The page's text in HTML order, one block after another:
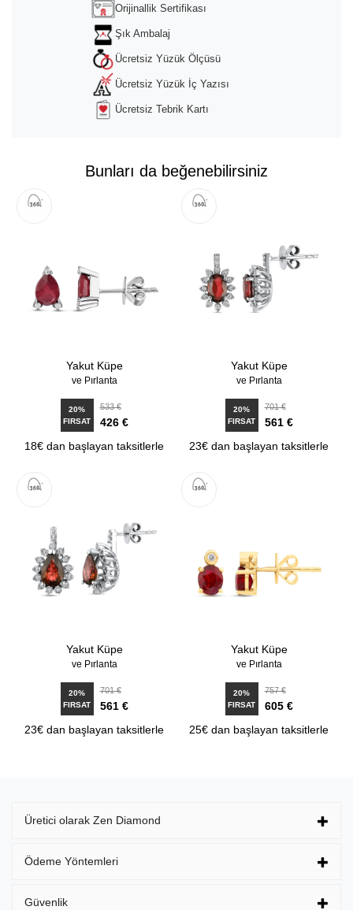
powered byUsercentrics Consent
Management Platform
Orijinallik Sertifikası
Şık Ambalaj
Ücretsiz Yüzük Ölçüsü
Ücretsiz Yüzük İç Yazısı
Ücretsiz Tebrik Kartı
Bunları da beğenebilirsiniz
Yakut Küpe
ve Pırlanta
20%
FIRSAT
533 €
426 €
18€ dan başlayan taksitlerle
Yakut Küpe
ve Pırlanta
20%
FIRSAT
701 €
561 €
23€ dan başlayan taksitlerle
Yakut Küpe
ve Pırlanta
20%
FIRSAT
701 €
561 €
23€ dan başlayan taksitlerle
Yakut Küpe
ve Pırlanta
20%
FIRSAT
757 €
605 €
25€ dan başlayan taksitlerle
Üretici olarak Zen Diamond
Ödeme Yöntemleri
Güvenlik